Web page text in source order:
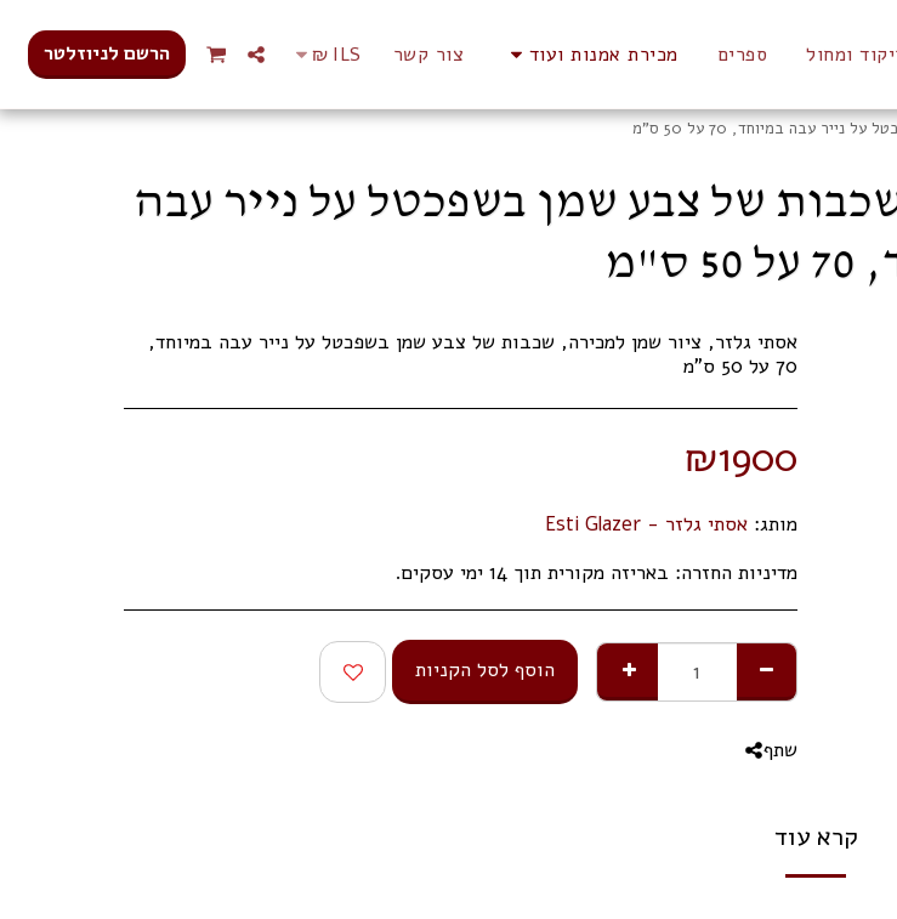
ומחול ספרים מכירת אמנות ועוד צור קשר ILS
₪ הרשם לניוזלטר
עבה במיוחד, 70 על 50 ס"מ
של צבע שמן בשפכטל על נייר עבה
אסתי גלזר, ציור שמן למכירה, שכבות של צבע שמן בשפכטל על נייר עבה במיוחד,
70 על 50 ס"מ
₪1900
מותג: אסתי גלזר - Esti Glazer
מדיניות החזרה: באריזה מקורית תוך 14 ימי עסקים.
הוסף לסל הקניות
שתף
קרא עוד